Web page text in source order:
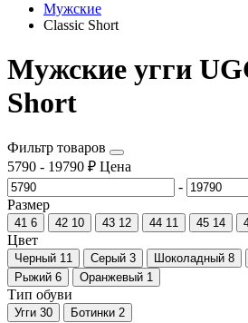
Мужские
Classic Short
Мужские угги
Short
Фильтр товаров
5790 - 19790 ₽ Цена
-
Размер
41 6 42 10 43 12 44 11 45 14
Цвет
Черный 11 Серый 3 Шоколадный 8
Рыжий 6 Оранжевый 1
Тип обуви
Угги 30 Ботинки 2